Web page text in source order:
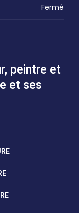
Fermé
peintre et
et ses